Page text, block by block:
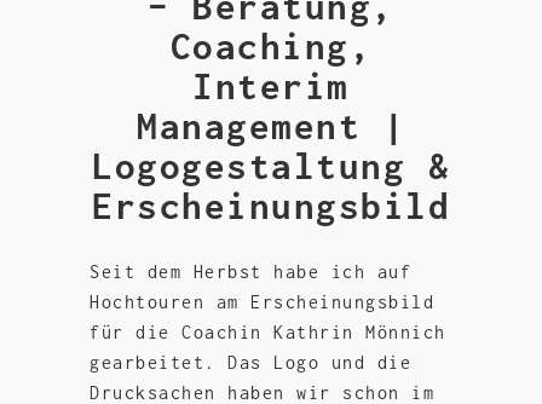
Coaching,
Interim
Management |
Logogestaltung &
Erscheinungsbild
Seit dem Herbst habe ich auf
Hochtouren am Erscheinungsbild
für die Coachin Kathrin Mönnich
gearbeitet. Das Logo und die
Drucksachen haben wir schon im